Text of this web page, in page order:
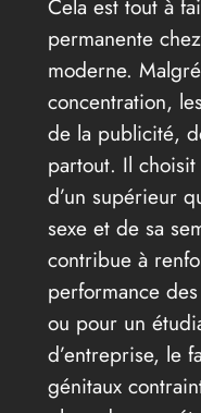
Cela est tout à
permanente
moderne.
concentration,
de la publicité,
partout. Il choisit
d’un supérieur
sexe et de sa
contribue à
performance
ou pour un
d’entreprise, le
génitaux